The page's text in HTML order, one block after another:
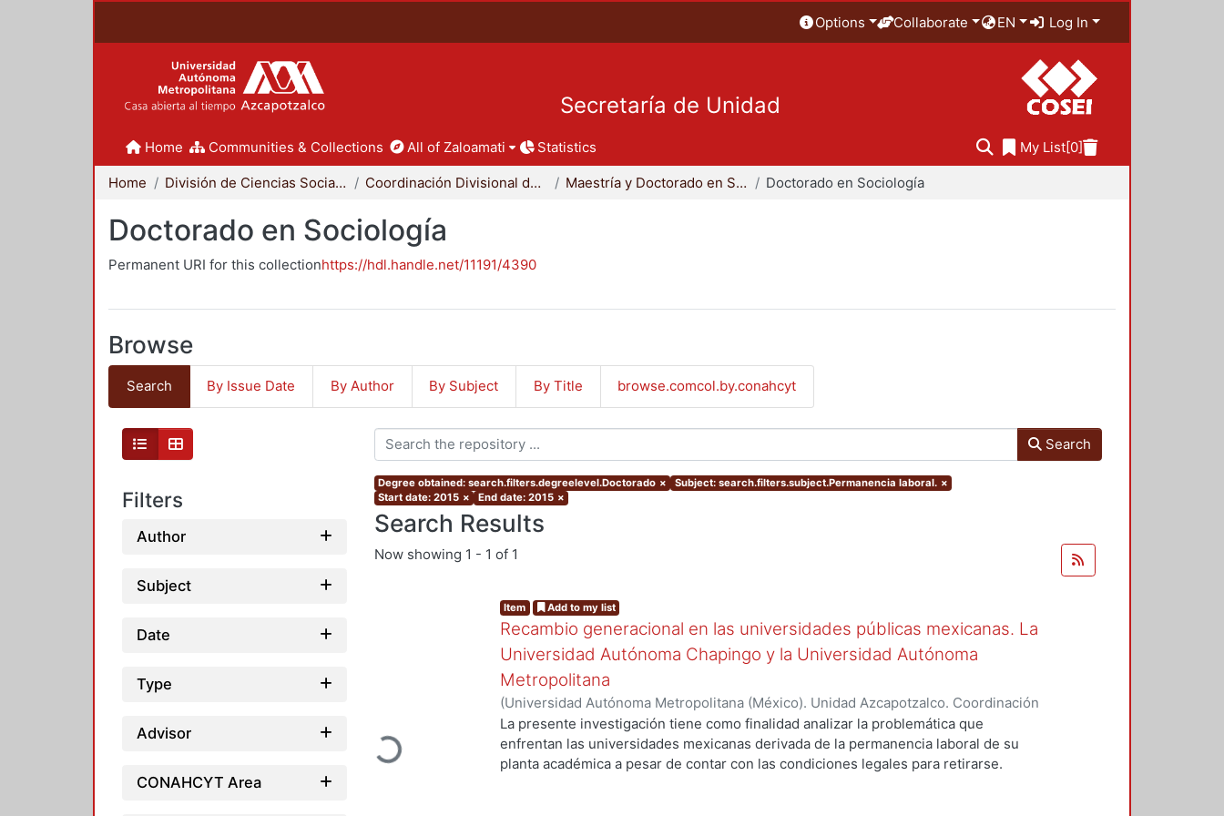
Options Collaborate EN Log In
Secretaría de Unidad
Home Communities & Collections All of Zaloamati Statistics My List[0]
Home División de Ciencias Sociales y Humanidades Coordinación Divisional de Posgrado Maestría y Doctorado en Sociología Doctorado en Sociología
Doctorado en Sociología
Permanent URI for this collectionhttps://hdl.handle.net/11191/4390
Browse
Search By Issue Date By Author By Subject By Title browse.comcol.by.conahcyt
Filters
Author
Subject
Date
Type
Advisor
CONAHCYT Area
Search
Degree obtained: search.filters.degreelevel.Doctorado × Subject: search.filters.subject.Permanencia laboral. ×
Start date: 2015 × End date: 2015 ×
Search Results
Now showing 1 - 1 of 1
Loading...
Item Add to my list
Recambio generacional en las universidades públicas mexicanas. La
Universidad Autónoma Chapingo y la Universidad Autónoma
Metropolitana
(Universidad Autónoma Metropolitana (México). Unidad Azcapotzalco. Coordinación
de Servicios de Información.,2015-04-20)OLIVER VILLALOBOS, LORENA
La presente investigación tiene como finalidad analizar la problemática que
enfrentan las universidades mexicanas derivada de la permanencia laboral de su
planta académica a pesar de contar con las condiciones legales para retirarse.